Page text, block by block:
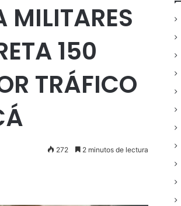
MILITARES
150
TRÁFICO
272 2 minutos de lectura